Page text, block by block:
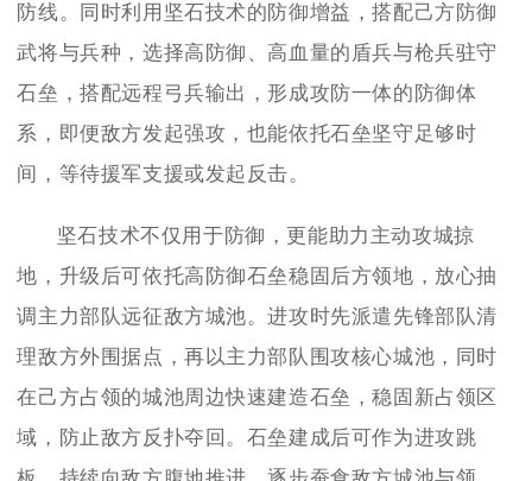
防线。同时利用坚石技术的防御增益，搭配己方防御
武将与兵种，选择高防御、高血量的盾兵与枪兵驻守
石垒，搭配远程弓兵输出，形成攻防一体的防御体
系，即便敌方发起强攻，也能依托石垒坚守足够时
间，等待援军支援或发起反击。
坚石技术不仅用于防御，更能助力主动攻城掠
地，升级后可依托高防御石垒稳固后方领地，放心抽
调主力部队远征敌方城池。进攻时先派遣先锋部队清
理敌方外围据点，再以主力部队围攻核心城池，同时
在己方占领的城池周边快速建造石垒，稳固新占领区
域，防止敌方反扑夺回。石垒建成后可作为进攻跳